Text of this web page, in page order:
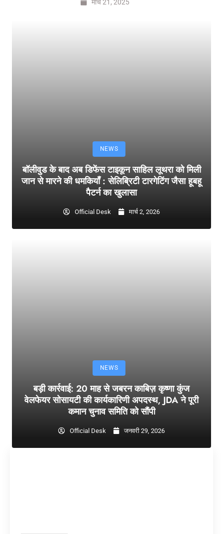
मार्च 21, 2025
NEWS
बॉलीवुड के बाद अब डिफेंस टाइकून साहिल लूथरा को मिली
जान से मारने की धमकियाँ : सेलिब्रिटी टारगेटिंग जैसा हूबहू
पैटर्न का खुलासा
Official Desk मार्च 2, 2026
NEWS
बड़ी कार्रवाई: 20 माह से जबरन काबिज़ कृष्णा कुंज
वेलफेयर सोसायटी की कार्यकारिणी अपदस्थ, JDA ने पूरी
कमान चुनाव समिति को सौंपी
Official Desk जनवरी 29, 2026